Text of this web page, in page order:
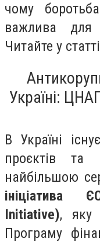
чому
важлива для
Читайте у
Україні:
В Україні
проєктів та
найбільшою
ініціатива
Initiative), яку
Програму